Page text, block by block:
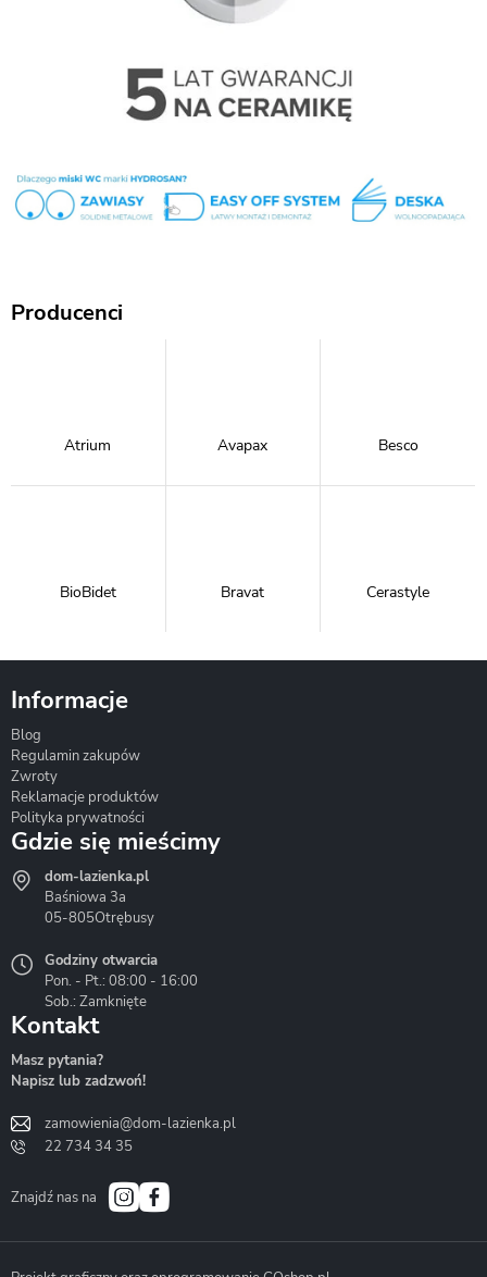
Producenci
Atrium Avapax Besco
BioBidet Bravat Cerastyle
Hydrostop
Liveno
Bath&Spa
Informacje
Blog
Regulamin zakupów
Zwroty
Reklamacje produktów
Polityka prywatności
Gdzie się mieścimy
dom-lazienka.pl
Baśniowa 3a
05-805Otrębusy
Godziny otwarcia
Pon. - Pt.: 08:00 - 16:00
Sob.: Zamknięte
Kontakt
Masz pytania?
Napisz lub zadzwoń!
zamowienia@dom-lazienka.pl
22 734 34 35
Znajdź nas na